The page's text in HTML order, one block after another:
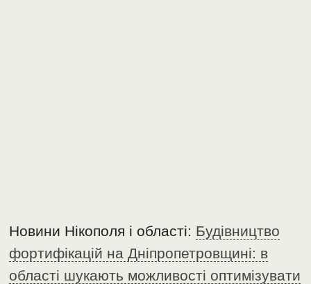
Новини Нікополя і області: Будівництво
фортифікацій на Дніпропетровщині: в
області шукають можливості оптимізувати